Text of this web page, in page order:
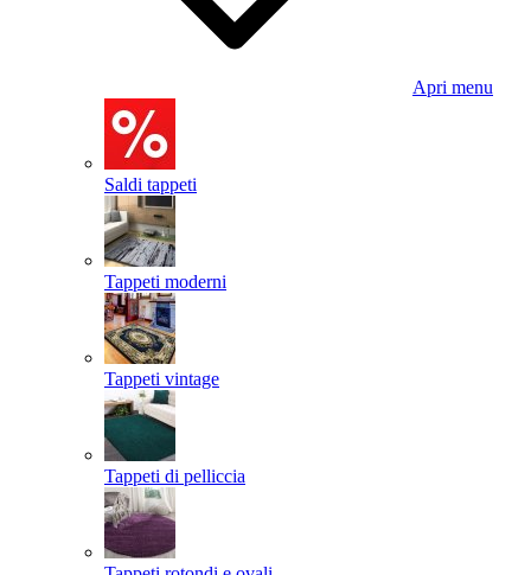
Apri menu
Saldi tappeti
Tappeti moderni
Tappeti vintage
Tappeti di pelliccia